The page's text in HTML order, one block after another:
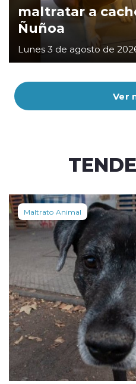
Ver
maltratar a
Ñuñoa
Lunes 3 de agosto de
Maltrato Animal